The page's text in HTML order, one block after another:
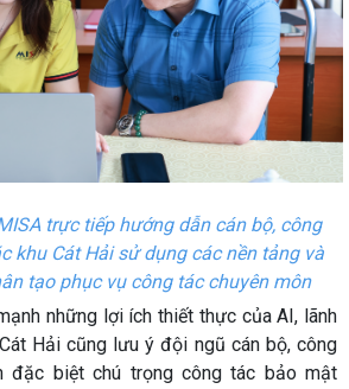
trực tiếp hướng dẫn cán bộ, công
khu Cát Hải sử dụng các nền tảng và
tạo phục vụ công tác chuyên môn
những lợi ích thiết thực của AI, lãnh
Hải cũng lưu ý đội ngũ cán bộ, công
đặc biệt chú trọng công tác bảo mật